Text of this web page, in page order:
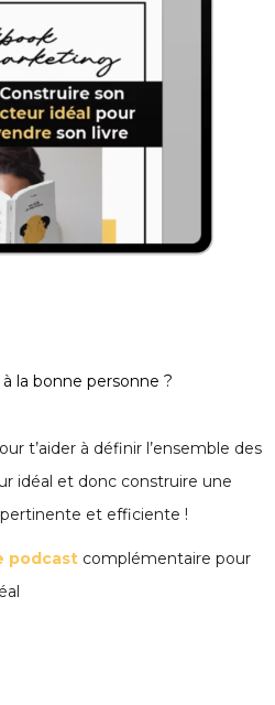
la bonne personne ?
t’aider à définir l’ensemble des
idéal et donc construire une
et efficiente !
podcast complémentaire pour